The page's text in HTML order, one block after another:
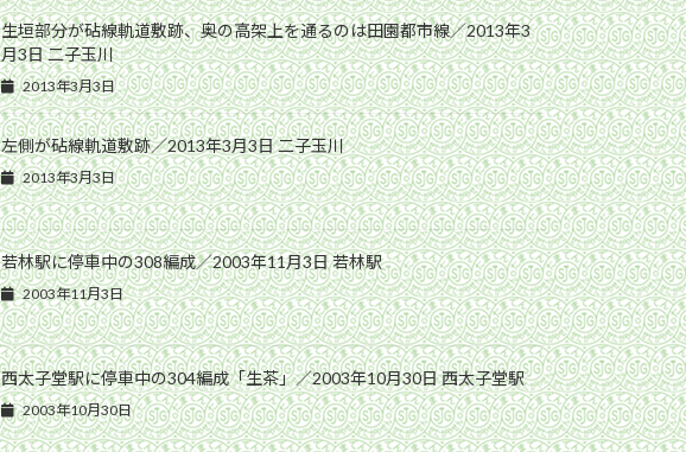
生垣部分が砧線軌道敷跡、奥の高架上を通るのは田園都市線／2013年3
月3日 二子玉川
2013年3月3日
左側が砧線軌道敷跡／2013年3月3日 二子玉川
2013年3月3日
若林駅に停車中の308編成／2003年11月3日 若林駅
2003年11月3日
西太子堂駅に停車中の304編成「生茶」／2003年10月30日 西太子堂駅
2003年10月30日